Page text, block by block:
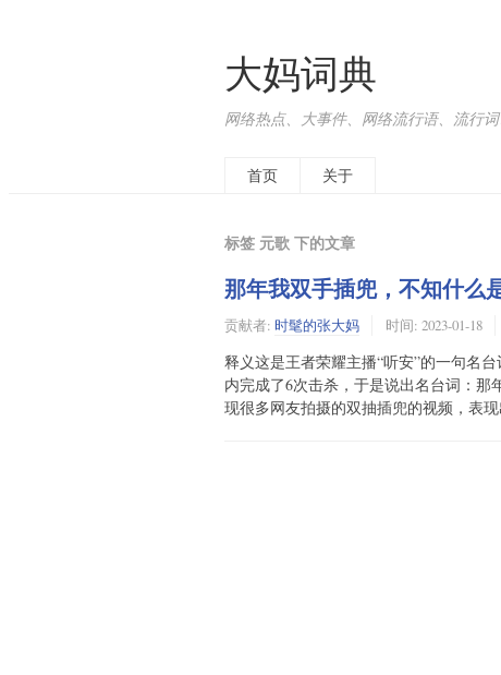
大妈词典
网络热点、大事件、网络流行语、流行
首页 关于
标签 元歌 下的文章
那年我双手插兜，不知什么
贡献者: 时髦的张大妈 时间: 2023-01-18
释义这是王者荣耀主播“听安”的一句名
内完成了6次击杀，于是说出名台词：
现很多网友拍摄的双抽插兜的视频，表现